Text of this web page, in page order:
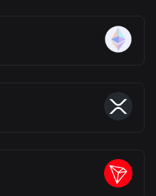
in an early price discovery
listings. Short-term volatility is
early trading behavior, the
range throughout 2026,
if adoption remains
and continued Layer 2
In a conservative